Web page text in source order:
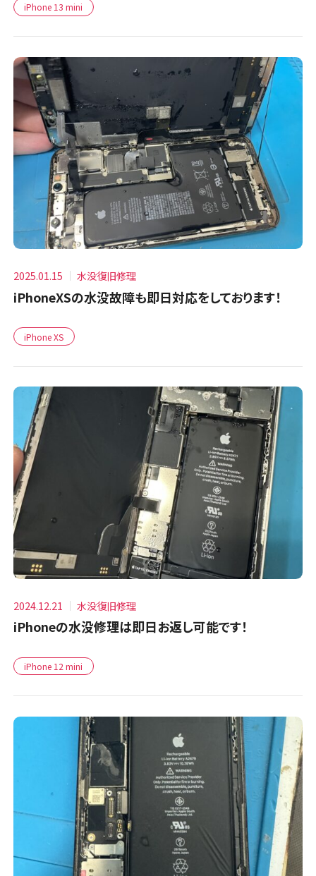
iPhone 13 mini
2025.01.15 水没復旧修理
iPhoneXSの水没故障も即日対応をしております！
iPhone XS
2024.12.21 水没復旧修理
iPhoneの水没修理は即日お返し可能です！
iPhone 12 mini